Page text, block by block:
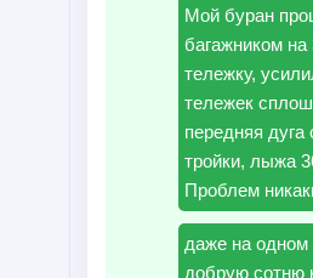
Мой буран
багажником
тележку,
тележек
передняя дуга
тройки, лыжа
Проблем
даже на
добрую сотню